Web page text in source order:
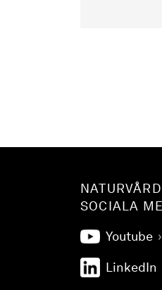
SOCIALA
Youtube
LinkedIn